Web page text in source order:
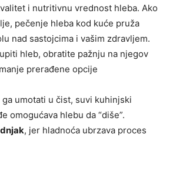
i nutritivnu vrednost hleba. Ako
pečenje hleba kod kuće pruža
nad sastojcima i vašim zdravljem.
hleb, obratite pažnju na njegov
prerađene opcije
umotati u čist, suvi kuhinjski
omogućava hlebu da “diše”.
, jer hladnoća ubrzava proces